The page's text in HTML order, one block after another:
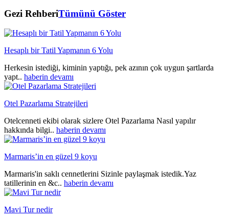
Gezi RehberiTümünü Göster
Hesaplı bir Tatil Yapmanın 6 Yolu
Herkesin istediği, kiminin yaptığı, pek azının çok uygun şartlarda
yapt.. haberin devamı
Otel Pazarlama Stratejileri
Otelcenneti ekibi olarak sizlere Otel Pazarlama Nasıl yapılır
hakkında bilgi.. haberin devamı
Marmaris’in en güzel 9 koyu
Marmaris'in saklı cennetlerini Sizinle paylaşmak istedik.Yaz
tatillerinin en &c.. haberin devamı
Mavi Tur nedir